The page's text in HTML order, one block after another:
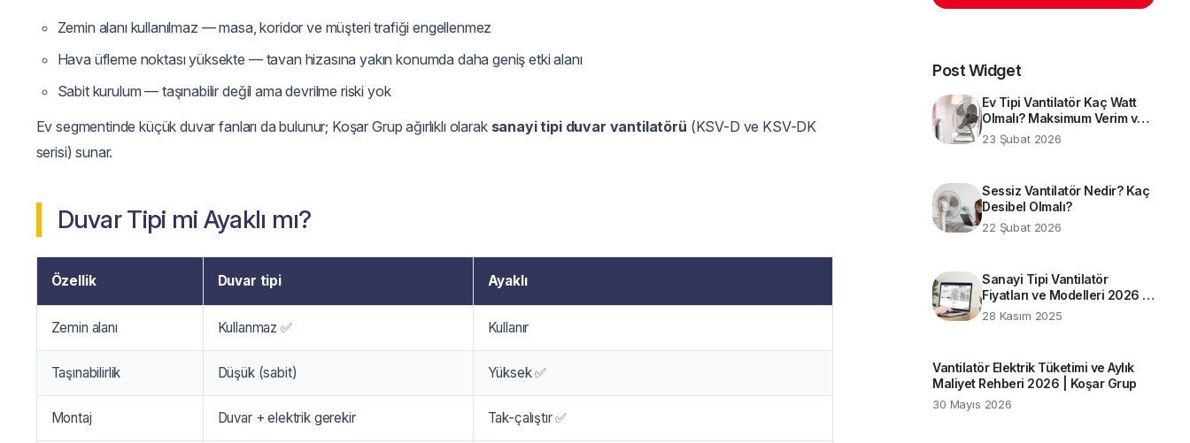
Zemin alanı kullanılmaz — masa, koridor ve müşteri trafiği engellenmez
Hava üfleme noktası yüksekte — tavan hizasına yakın konumda daha geniş etki alanı
Sabit kurulum — taşınabilir değil ama devrilme riski yok
Ev segmentinde küçük duvar fanları da bulunur; Koşar Grup ağırlıklı olarak sanayi tipi duvar vantilatörü (KSV-D ve KSV-DK
serisi) sunar.
Duvar Tipi mi Ayaklı mı?
Özellik Duvar tipi Ayaklı
Zemin alanı Kullanmaz ✅ Kullanır
Taşınabilirlik Düşük (sabit) Yüksek ✅
Montaj Duvar + elektrik gerekir Tak-çalıştır ✅
Post Widget
Ev Tipi Vantilatör Kaç Watt
Olmalı? Maksimum Verim ve
Enerji Tasarrufu İçin Teknik
Rehber
23 Şubat 2026
Sessiz Vantilatör Nedir? Kaç
Desibel Olmalı?
22 Şubat 2026
Sanayi Tipi Vantilatör
Fiyatları ve Modelleri 2026 |
Koşar Grup Rehberi
28 Kasım 2025
Vantilatör Elektrik Tüketimi ve Aylık
Maliyet Rehberi 2026 | Koşar Grup
30 Mayıs 2026